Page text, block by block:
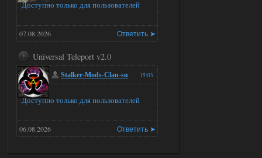
Доступно только для пользователей
Ответить ➤
07.08.2026
Universal Teleport v2.0
15:03
Stalker-Mods-Clan-su
Доступно только для пользователей
Ответить ➤
06.08.2026